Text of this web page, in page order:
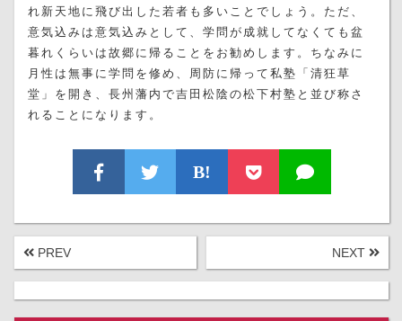
れ新天地に飛び出した若者も多いことでしょう。ただ、
意気込みは意気込みとして、学問が成就してなくても盆
暮れくらいは故郷に帰ることをお勧めします。ちなみに
月性は無事に学問を修め、周防に帰って私塾「清狂草
堂」を開き、長州藩内で吉田松陰の松下村塾と並び称さ
れることになります。
B!
PREV NEXT